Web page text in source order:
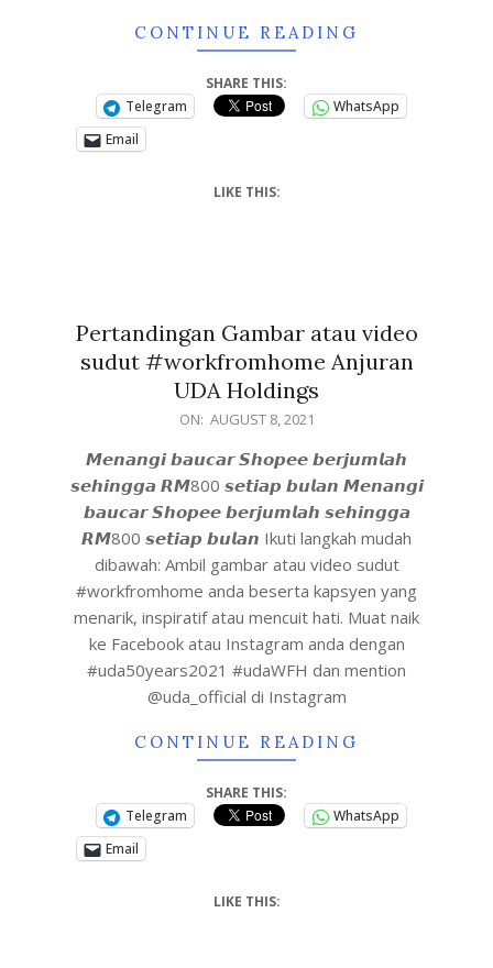
CONTINUE READING
SHARE THIS:
Telegram
WhatsApp
Email
LIKE THIS:
Pertandingan Gambar atau video
sudut #workfromhome Anjuran
UDA Holdings
ON: AUGUST 8, 2021
𝙈𝙚𝙣𝙖𝙣𝙜𝙞 𝙗𝙖𝙪𝙘𝙖𝙧 𝙎𝙝𝙤𝙥𝙚𝙚 𝙗𝙚𝙧𝙟𝙪𝙢𝙡𝙖𝙝
𝙨𝙚𝙝𝙞𝙣𝙜𝙜𝙖 𝙍𝙈800 𝙨𝙚𝙩𝙞𝙖𝙥 𝙗𝙪𝙡𝙖𝙣 𝙈𝙚𝙣𝙖𝙣𝙜𝙞
𝙗𝙖𝙪𝙘𝙖𝙧 𝙎𝙝𝙤𝙥𝙚𝙚 𝙗𝙚𝙧𝙟𝙪𝙢𝙡𝙖𝙝 𝙨𝙚𝙝𝙞𝙣𝙜𝙜𝙖
𝙍𝙈800 𝙨𝙚𝙩𝙞𝙖𝙥 𝙗𝙪𝙡𝙖𝙣 Ikuti langkah mudah
dibawah: Ambil gambar atau video sudut
#workfromhome anda beserta kapsyen yang
menarik, inspiratif atau mencuit hati. Muat naik
ke Facebook atau Instagram anda dengan
#uda50years2021 #udaWFH dan mention
@uda_official di Instagram
CONTINUE READING
SHARE THIS:
Telegram
WhatsApp
Email
LIKE THIS: